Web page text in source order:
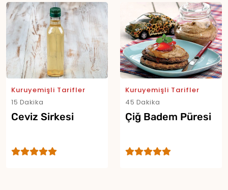
Kuruyemişli Tarifler
15 Dakika
Ceviz Sirkesi
Kuruyemişli Tarifler
45 Dakika
Çiğ Badem Püresi